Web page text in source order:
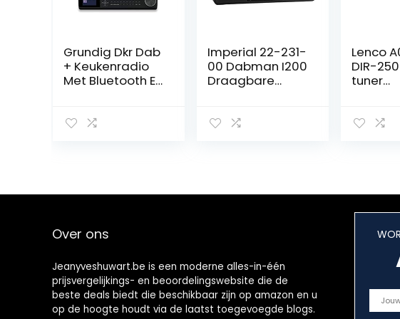
Grundig Dkr Dab
+ Keukenradio
Met Bluetooth En
Dab+, Cd Zwart
Imperial 22-231-
00 Dabman I200
Draagbare
Sound, FM, WLAN,
Lenco
DIR-
tuner
met
ing en 2
zwart
Over ons
Jeanyveshuwart.be is een moderne alles-in-één
prijsvergelijkings- en beoordelingswebsite die de
beste deals biedt die beschikbaar zijn op amazon en u
op de hoogte houdt via de laatst toegevoegde blogs.